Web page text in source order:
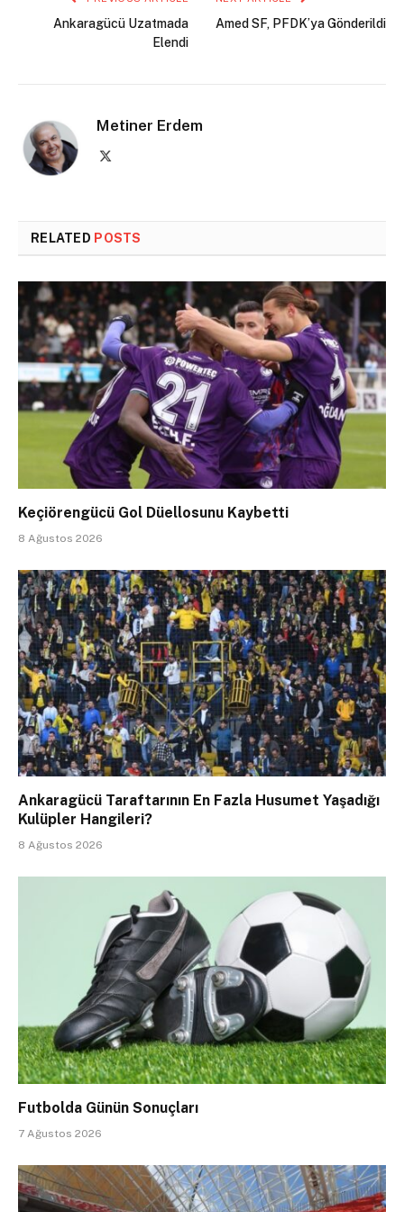
Ankaragücü Uzatmada
Elendi
Amed SF, PFDK’ya Gönderildi
Metiner Erdem
RELATED POSTS
Keçiörengücü Gol Düellosunu Kaybetti
8 Ağustos 2026
Ankaragücü Taraftarının En Fazla Husumet Yaşadığı
Kulüpler Hangileri?
8 Ağustos 2026
Futbolda Günün Sonuçları
7 Ağustos 2026